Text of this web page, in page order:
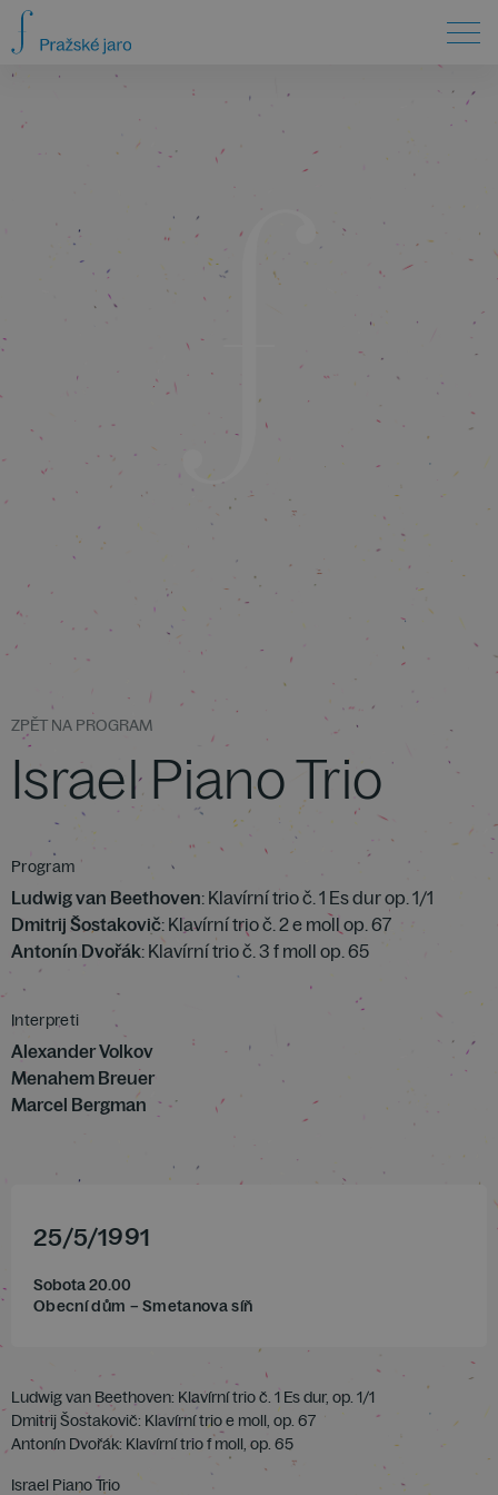
ZPĚT NA PROGRAM
Israel Piano Trio
Program
Ludwig van Beethoven: Klavírní trio č. 1 Es dur op. 1/1
Dmitrij Šostakovič: Klavírní trio č. 2 e moll op. 67
Antonín Dvořák: Klavírní trio č. 3 f moll op. 65
Interpreti
Alexander Volkov
Menahem Breuer
Marcel Bergman
25/5/1991
Sobota 20.00
Obecní dům – Smetanova síň
Ludwig van Beethoven: Klavírní trio č. 1 Es dur, op. 1/1
Dmitrij Šostakovič: Klavírní trio e moll, op. 67
Antonín Dvořák: Klavírní trio f moll, op. 65
Israel Piano Trio